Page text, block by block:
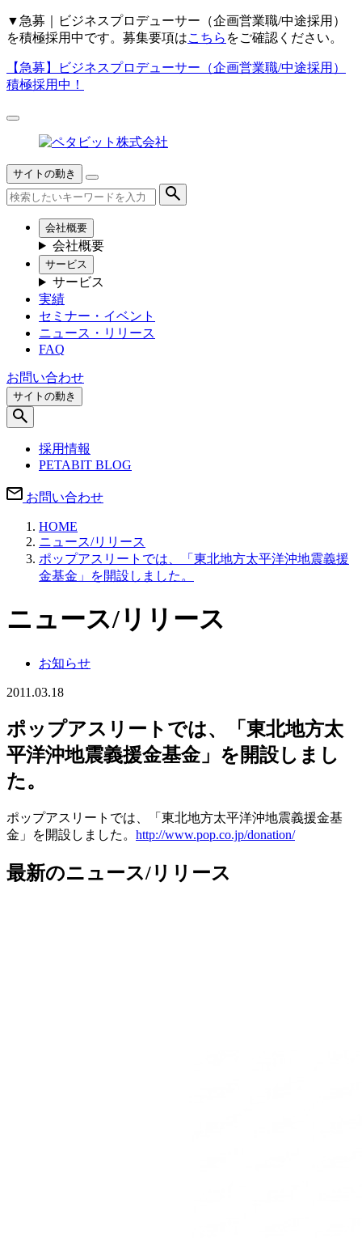
▼ 急募｜ビジネスプロデューサー（企画営業職/中途採用）
を積極採用中です。募集要項はこちら をご確認ください。
【急募】
ビジネスプロデューサー（企画営業職/中途採用）
積極採用中！
サイトの動き
会社概要
会社概要
サービス
サービス
実績
セミナー・イベント
ニュース・リリース
FAQ
お問い合わせ
サイトの動き
採用情報
PETABIT BLOG
お問い合わせ
HOME
ニュース/リリース
ポップアスリートでは、「東北地方太平洋沖地震義援
金基金」を開設しました。
ニュース/リリース
お知らせ
2011.03.18
ポップアスリートでは、「東北地方太
平洋沖地震義援金基金」を開設しまし
た。
ポップアスリートでは、「東北地方太平洋沖地震義援金基
金」を開設しました。 http://www.pop.co.jp/donation/
最新のニュース/リリース